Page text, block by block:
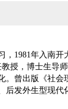
1981年入南开
授，博士生导
曾出版《社会
发外生型现